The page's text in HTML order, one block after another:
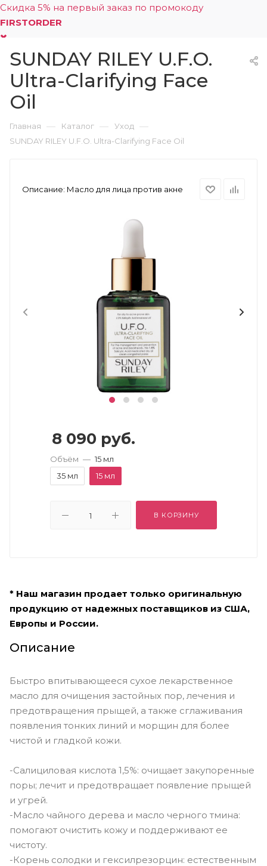
Скидка 5% на первый заказ по промокоду
FIRSTORDER
0
SUNDAY RILEY U.F.O.
Ultra-Clarifying Face
Oil
Главная — Каталог — Уход —
SUNDAY RILEY U.F.O. Ultra-Clarifying Face Oil
Описание: Масло для лица против акне
8 090 руб.
Объём — 15 мл
35 мл
15 мл
В КОРЗИНУ
* Наш магазин продает только оригинальную
продукцию от надежных поставщиков из США,
Европы и России.
Описание
Быстро впитывающееся сухое лекарственное
масло для очищения застойных пор, лечения и
предотвращения прыщей, а также сглаживания
появления тонких линий и морщин для более
чистой и гладкой кожи.
-Салициловая кислота 1,5%: очищает закупоренные
поры; лечит и предотвращает появление прыщей
и угрей.
-Масло чайного дерева и масло черного тмина:
помогают очистить кожу и поддерживают ее
чистоту.
-Корень солодки и гексилрезорцин: естественным